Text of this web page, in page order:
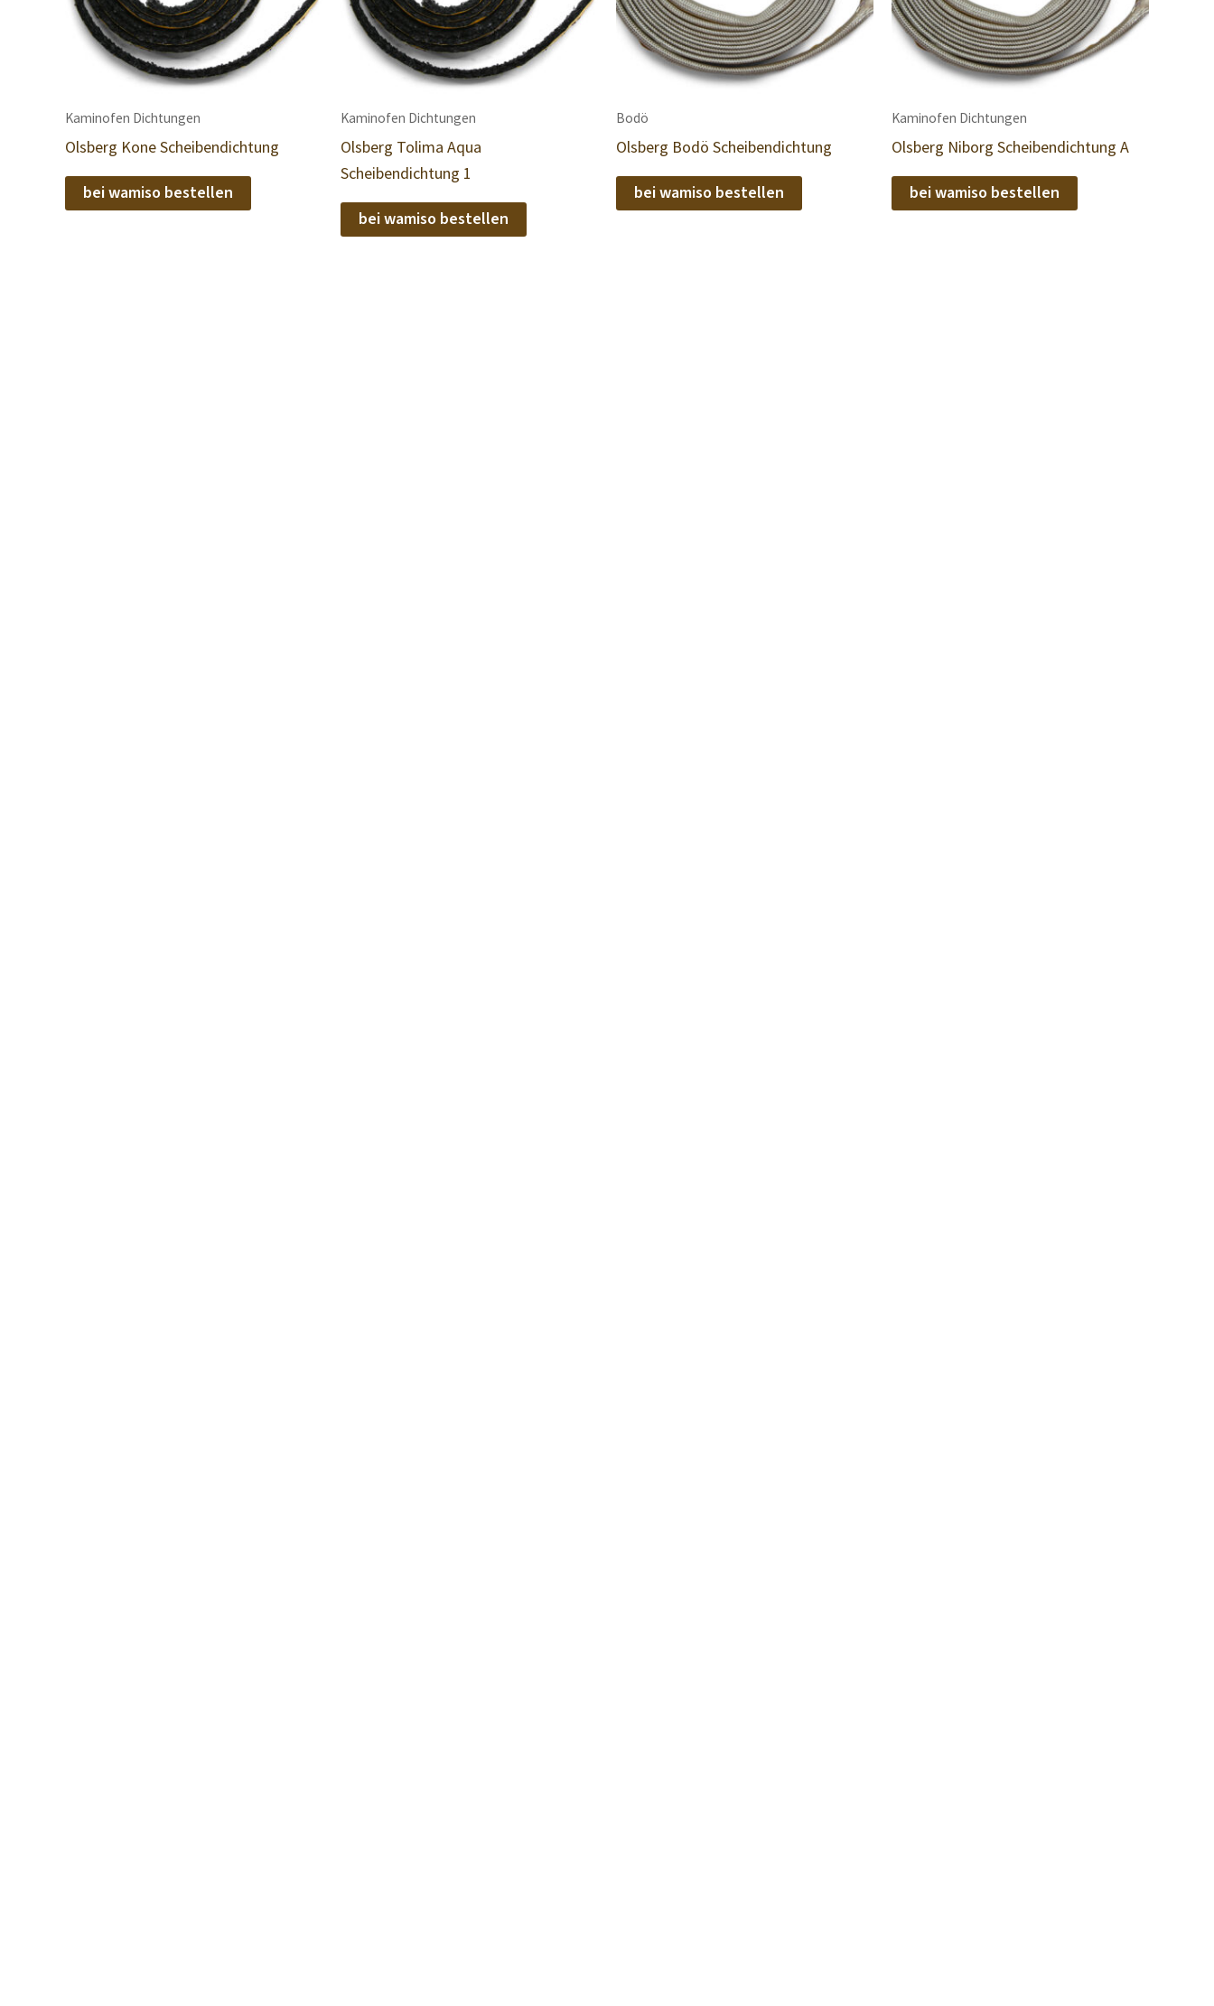
Kaminofen Dichtungen
Olsberg Kone Scheibendichtung
bei wamiso bestellen
Kaminofen Dichtungen
Olsberg Tolima Aqua
Scheibendichtung 1
bei wamiso bestellen
Bodö
Olsberg Bodö Scheibendichtung
bei wamiso bestellen
Kaminofen Dichtungen
Olsberg Niborg Scheibendichtung A
bei wamiso bestellen